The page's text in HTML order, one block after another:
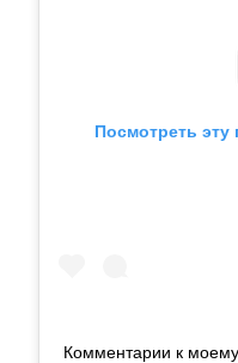
Посмотреть
Комментарии к